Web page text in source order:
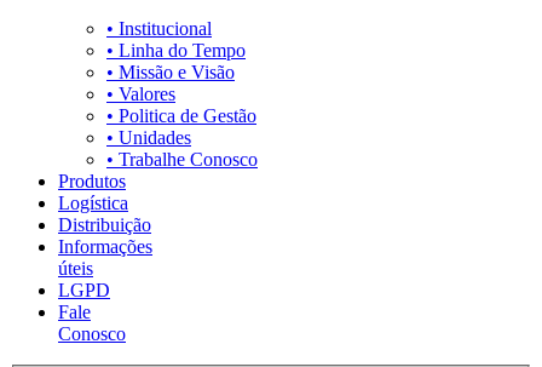
• Institucional
• Linha do Tempo
• Missão e Visão
• Valores
• Politica de Gestão
• Unidades
• Trabalhe Conosco
Produtos
Logística
Distribuição
Informações
úteis
LGPD
Fale
Conosco